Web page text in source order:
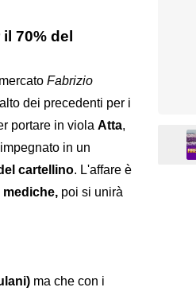
70% del
Fabrizio
dei precedenti per i
portare in viola Atta,
in un
cartellino. L'affare è
mediche, poi si unirà
ma che con i